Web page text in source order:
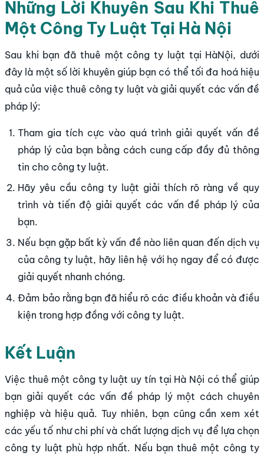
Những Lời Khuyên Sau Khi Thuê
Một Công Ty Luật Tại Hà Nội
Sau khi bạn đã thuê một công ty luật tại HàNội, dưới
đây là một số lời khuyên giúp bạn có thể tối đa hoá hiệu
quả của việc thuê công ty luật và giải quyết các vấn đề
pháp lý:
Tham gia tích cực vào quá trình giải quyết vấn đề
pháp lý của bạn bằng cách cung cấp đầy đủ thông
tin cho công ty luật.
Hãy yêu cầu công ty luật giải thích rõ ràng về quy
trình và tiến độ giải quyết các vấn đề pháp lý của
bạn.
Nếu bạn gặp bất kỳ vấn đề nào liên quan đến dịch vụ
của công ty luật, hãy liên hệ với họ ngay để có được
giải quyết nhanh chóng.
Đảm bảo rằng bạn đã hiểu rõ các điều khoản và điều
kiện trong hợp đồng với công ty luật.
Kết Luận
Việc thuê một công ty luật uy tín tại Hà Nội có thể giúp
bạn giải quyết các vấn đề pháp lý một cách chuyên
nghiệp và hiệu quả. Tuy nhiên, bạn cũng cần xem xét
các yếu tố như chi phí và chất lượng dịch vụ để lựa chọn
công ty luật phù hợp nhất. Nếu bạn thuê một công ty